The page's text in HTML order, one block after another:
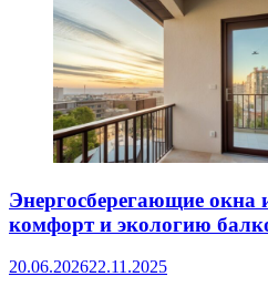
Энергосберегающие окна
комфорт и экологию
20.06.202622.11.2025